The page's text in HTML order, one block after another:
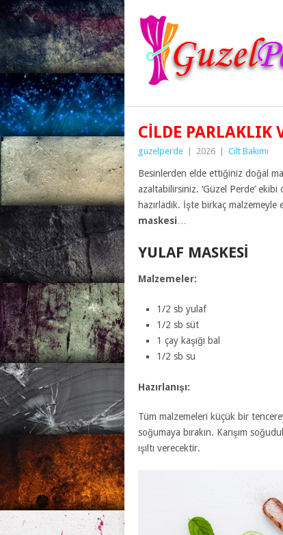
CILDE PARLAKLIK
guzelperde 2026 Cilt Bakımı
Besinlerden elde ettiğiniz doğal
azaltabilirsiniz. ‘Güzel Perde’ ekibi
hazırladık. İşte birkaç malzemeyle
maskesi
YULAF MASKESI
Malzemeler:
1/2 sb yulaf
1/2 sb süt
1 çay kaşığı bal
1/2 sb su
Hazırlanışı:
Tüm malzemeleri küçük bir
soğumaya bırakın. Karışım
ışıltı verecektir.